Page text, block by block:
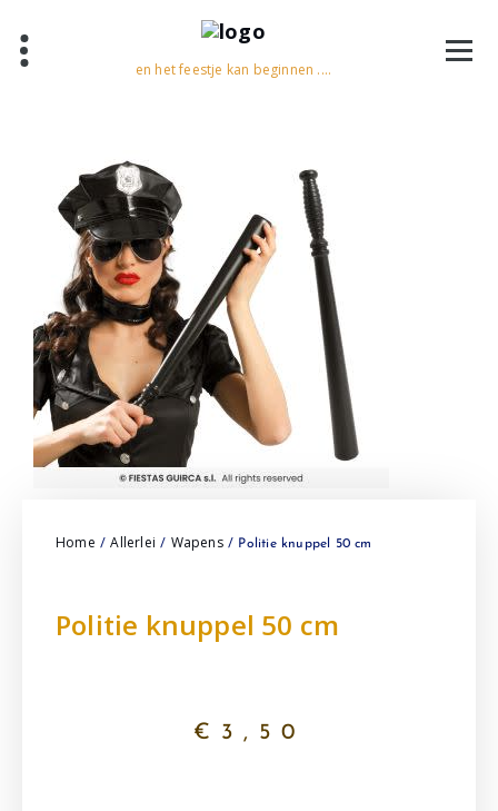
en het feestje kan beginnen ....
Home /Allerlei / Wapens/ Politie knuppel 50 cm
Politie knuppel 50 cm
€ 3,50